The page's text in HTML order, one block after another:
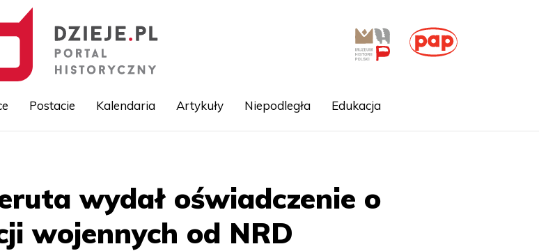
Postacie Kalendaria Artykuły Niepodległa Edukacja
wydał oświadczenie o
wojennych od NRD